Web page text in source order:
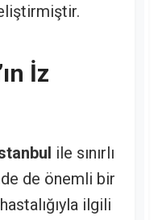
İz
ile sınırlı
de önemli bir
ilgili